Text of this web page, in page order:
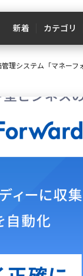
新着 カテゴリ
理システム「マネー